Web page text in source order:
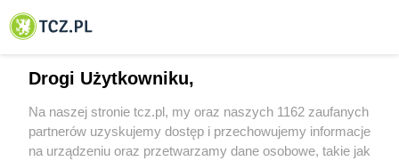
© 2001-2026 Tczew - TCZ.PL Sp. z o.o. Internetowy Serwis Informacyjny Miasta
Drogi Użytkowniku,
Na naszej stronie tcz.pl, my oraz naszych 1162 zaufanych
partnerów uzyskujemy dostęp i przechowujemy informacje
na urządzeniu oraz przetwarzamy dane osobowe, takie jak